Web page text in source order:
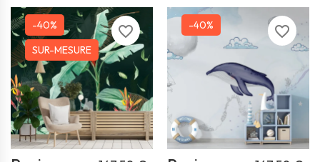
favorite_border
-40%
SUR-MESURE
favorite_border
-40%